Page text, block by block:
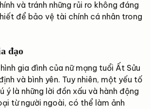
và tránh những rủi ro không đáng
để bảo vệ tài chính cá nhân trong
đạo
gia đình của nữ mạng tuổi Ất Sửu
và bình yên. Tuy nhiên, một yếu tố
ý là những lời đồn xấu và hành động
từ người ngoài, có thể làm ảnh